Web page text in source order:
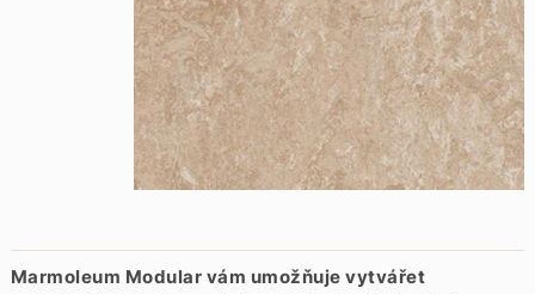
Marmoleum Modular vám umožňuje vytvářet